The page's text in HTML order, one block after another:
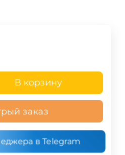
В корзину
заказ
в Telegram